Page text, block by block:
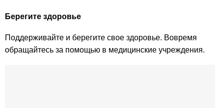
Берегите здоровье
Поддерживайте и берегите свое здоровье. Вовремя
обращайтесь за помощью в медицинские учреждения.